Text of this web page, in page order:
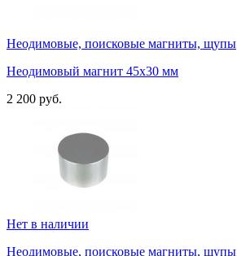
Неодимовые, поисковые магниты, щупы
Неодимовый магнит 45х30 мм
2 200 руб.
Нет в наличии
Неодимовые, поисковые магниты, щупы